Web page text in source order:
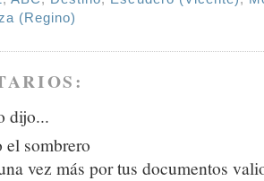
(Regino)
dijo...
sombrero
vez más por tus documentos